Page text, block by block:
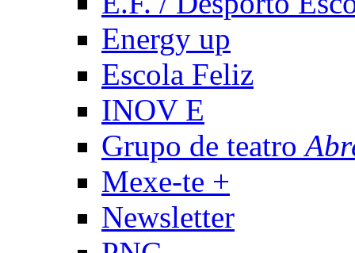
Energy up
Escola Feliz
INOV E
Grupo de teatro
Mexe-te +
Newsletter